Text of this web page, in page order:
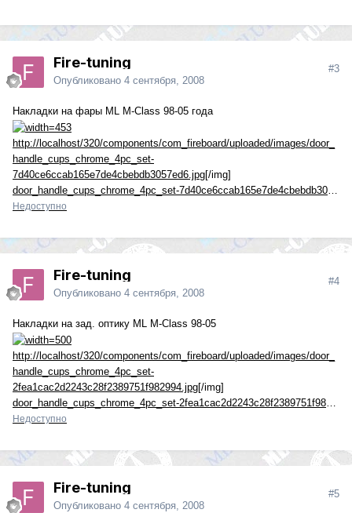
Fire-tuning
Опубликовано 4 сентября, 2008
#3
Накладки на фары ML M-Class 98-05 года
http://localhost/320/components/com_fireboard/uploaded/images/door_
handle_cups_chrome_4pc_set-
7d40ce6ccab165e7de4cbebdb3057ed6.jpg[/img]
Недоступно
Fire-tuning
Опубликовано 4 сентября, 2008
#4
Накладки на зад. оптику ML M-Class 98-05
http://localhost/320/components/com_fireboard/uploaded/images/door_
handle_cups_chrome_4pc_set-
2fea1cac2d2243c28f2389751f982994.jpg[/img]
Недоступно
Fire-tuning
Опубликовано 4 сентября, 2008
#5